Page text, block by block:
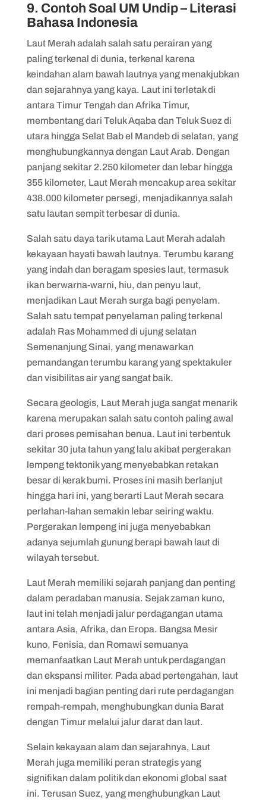
9. Contoh Soal UM Undip – Literasi
Bahasa Indonesia
Laut Merah adalah salah satu perairan yang
paling terkenal di dunia, terkenal karena
keindahan alam bawah lautnya yang menakjubkan
dan sejarahnya yang kaya. Laut ini terletak di
antara Timur Tengah dan Afrika Timur,
membentang dari Teluk Aqaba dan Teluk Suez di
utara hingga Selat Bab el Mandeb di selatan, yang
menghubungkannya dengan Laut Arab. Dengan
panjang sekitar 2.250 kilometer dan lebar hingga
355 kilometer, Laut Merah mencakup area sekitar
438.000 kilometer persegi, menjadikannya salah
satu lautan sempit terbesar di dunia.
Salah satu daya tarik utama Laut Merah adalah
kekayaan hayati bawah lautnya. Terumbu karang
yang indah dan beragam spesies laut, termasuk
ikan berwarna-warni, hiu, dan penyu laut,
menjadikan Laut Merah surga bagi penyelam.
Salah satu tempat penyelaman paling terkenal
adalah Ras Mohammed di ujung selatan
Semenanjung Sinai, yang menawarkan
pemandangan terumbu karang yang spektakuler
dan visibilitas air yang sangat baik.
Secara geologis, Laut Merah juga sangat menarik
karena merupakan salah satu contoh paling awal
dari proses pemisahan benua. Laut ini terbentuk
sekitar 30 juta tahun yang lalu akibat pergerakan
lempeng tektonik yang menyebabkan retakan
besar di kerak bumi. Proses ini masih berlanjut
hingga hari ini, yang berarti Laut Merah secara
perlahan-lahan semakin lebar seiring waktu.
Pergerakan lempeng ini juga menyebabkan
adanya sejumlah gunung berapi bawah laut di
wilayah tersebut.
Laut Merah memiliki sejarah panjang dan penting
dalam peradaban manusia. Sejak zaman kuno,
laut ini telah menjadi jalur perdagangan utama
antara Asia, Afrika, dan Eropa. Bangsa Mesir
kuno, Fenisia, dan Romawi semuanya
memanfaatkan Laut Merah untuk perdagangan
dan ekspansi militer. Pada abad pertengahan, laut
ini menjadi bagian penting dari rute perdagangan
rempah-rempah, menghubungkan dunia Barat
dengan Timur melalui jalur darat dan laut.
Selain kekayaan alam dan sejarahnya, Laut
Merah juga memiliki peran strategis yang
signifikan dalam politik dan ekonomi global saat
ini. Terusan Suez, yang menghubungkan Laut